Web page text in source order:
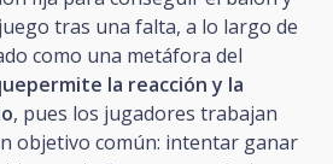
tras una falta, a lo largo de
como una metáfora del
la reacción y la
, pues los jugadores trabajan
objetivo común: intentar ganar